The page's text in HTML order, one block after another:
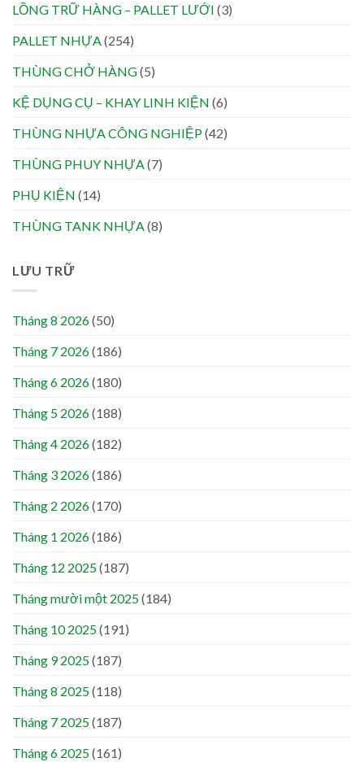
LỒNG TRỮ HÀNG – PALLET LƯỚI (3)
PALLET NHỰA(254)
THÙNG CHỞ HÀNG(5)
KỆ DỤNG CỤ – KHAY LINH KIỆN (6)
THÙNG NHỰA CÔNG NGHIỆP(42)
THÙNG PHUY NHỰA(7)
PHỤ KIỆN (14)
THÙNG TANK NHỰA(8)
LƯU TRỮ
Tháng 8 2026(50)
Tháng 7 2026(186)
Tháng 6 2026(180)
Tháng 5 2026(188)
Tháng 4 2026(182)
Tháng 3 2026(186)
Tháng 2 2026(170)
Tháng 1 2026(186)
Tháng 12 2025(187)
Tháng mười một 2025(184)
Tháng 10 2025(191)
Tháng 9 2025(187)
Tháng 8 2025(118)
Tháng 7 2025(187)
Tháng 6 2025(161)